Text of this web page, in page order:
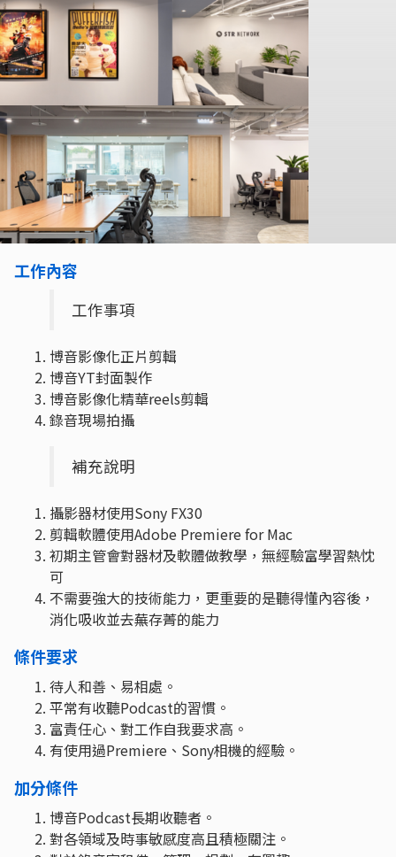
工作內容
工作事項
博音影像化正片剪輯
博音YT封面製作
博音影像化精華reels剪輯
錄音現場拍攝
補充說明
攝影器材使用Sony FX30
剪輯軟體使用Adobe Premiere for Mac
初期主管會對器材及軟體做教學，無經驗富學習熱忱
可
不需要強大的技術能力，更重要的是聽得懂內容後，
消化吸收並去蕪存菁的能力
條件要求
待人和善、易相處。
平常有收聽Podcast的習慣。
富責任心、對工作自我要求高。
有使用過Premiere、Sony相機的經驗。
加分條件
博音Podcast長期收聽者。
對各領域及時事敏感度高且積極關注。